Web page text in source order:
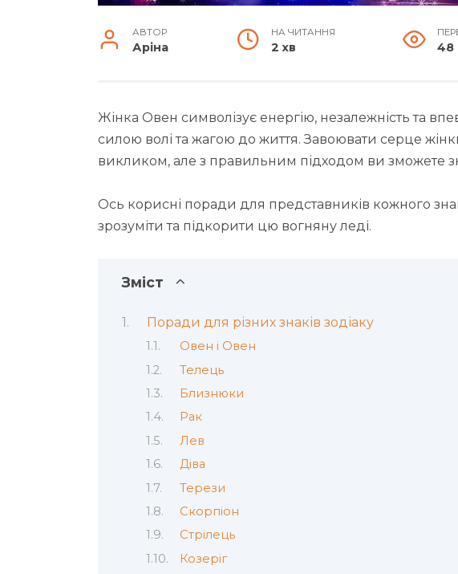
АВТОР
Аріна
НА ЧИТАННЯ
2 хв 48
Жінка Овен символізує енергію, незалежність та
силою волі та жагою до життя. Завоювати серце
викликом, але з правильним підходом ви зможете
Ось корисні поради для представників кожного
зрозуміти та підкорити цю вогняну леді.
Зміст
Поради для різних знаків зодіаку
Овен і Овен
Телець
Близнюки
Рак
Лев
Діва
Терези
Скорпіон
Стрілець
Козеріг